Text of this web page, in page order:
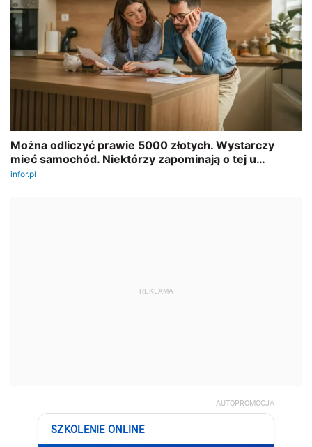
REKLAMA
AUTOPROMOCJA
SZKOLENIE ONLINE